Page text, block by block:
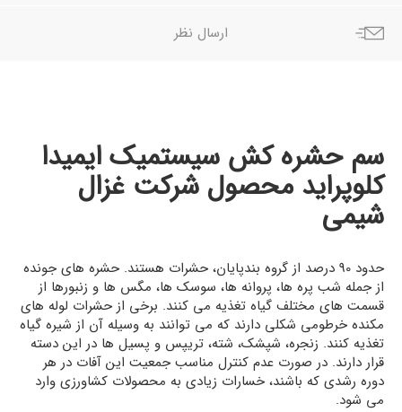
ارسال نظر
سم حشره کش سیستمیک ایمیدا
کلوپراید محصول شرکت غزال
شیمی
حدود 90 درصد از گروه بندپایان، حشرات هستند. حشره های جونده
از جمله شب پره ها، پروانه ها، سوسک ها، مگس ها و زنبورها از
قسمت های مختلف گیاه تغذیه می کنند. برخی از حشرات لوله های
مکنده خرطومی شکلی دارند که می توانند به وسیله آن از شیره گیاه
تغذیه کنند. زنجره، شپشک، شته، تریپس و پسیل ها در این دسته
قرار دارند. در صورت عدم کنترل مناسب جمعیت این آفات در هر
دوره رشدی که باشند، خسارات زیادی به محصولات کشاورزی وارد
می شود.